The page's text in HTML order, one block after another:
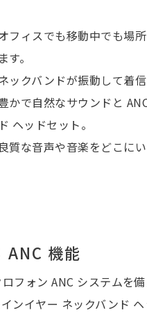
フィスでも移動中でも場
ます。
ネックバンドが振動して着信
かで自然なサウンドと
ド ヘッドセット。
良質な音声や音楽をどこにい
ANC 機能
フォン ANC システムを
ンイヤー ネックバンド ヘ